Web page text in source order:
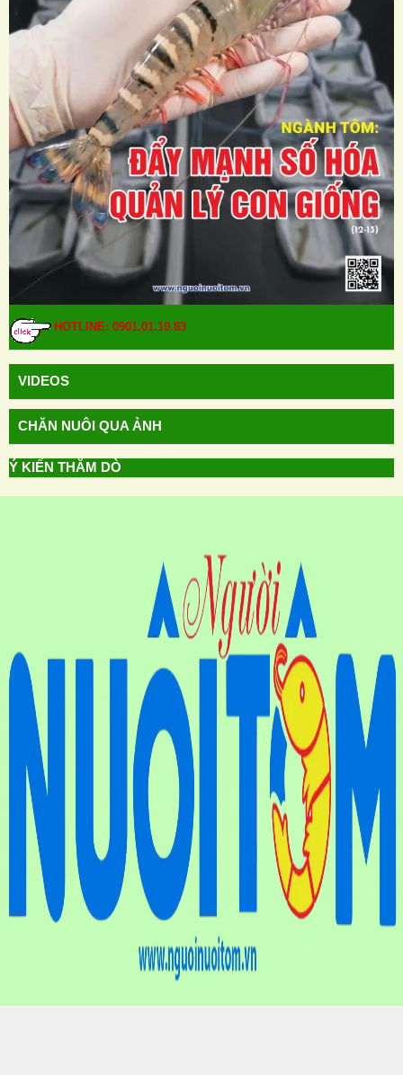
HOTLINE: 0901.01.10.83
VIDEOS
CHĂN NUÔI QUA ẢNH
Ý KIẾN THĂM DÒ